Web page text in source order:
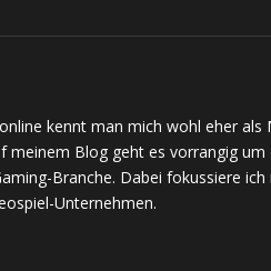
kennt man mich wohl eher als
meinem Blog geht es vorrangig
Branche. Dabei fokussiere
Unternehmen.